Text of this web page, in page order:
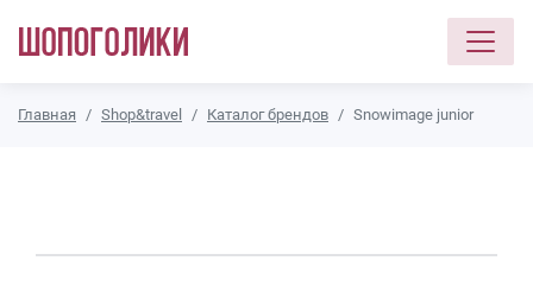
Главная Shop&travel Каталог брендов Snowimage junior